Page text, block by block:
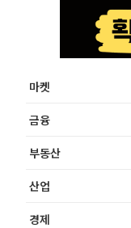
마켓
금융
부동산
산업
경제